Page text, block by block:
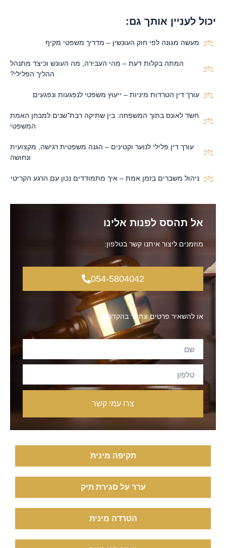
יכול לעניין אותך גם:
מעשה מגונה לפי חוק העונשין – מדריך משפטי מקיף
המתה בקלות דעת – מהי העבירה, מה העונש וכיצד מתנהל
ההליך הפלילי?
עורך דין הטרדות מיניות – ייעוץ משפטי לנפגעות ונפגעים
חשד לאונס בתוך המשפחה: בין שתיקה רבת־שנים למבחן האמת
המשפטי
עורך דין פלילי לנוער וקטינים – הגנה משפטית רגישה, מקצועית
ונחושה
ניהול משברים בזמן אמת – איך מתמודדים נכון עם הרגע הקריטי
אל תהסס לפנות אלינו
מוזמנים ליצור איתנו קשר בטלפון:
054-5804042
או להשאיר פרטים ונחזור בהקדם:
צרו עמי קשר
תקיפה מינית
ערר על סגירת תיק
הטרדה מינית